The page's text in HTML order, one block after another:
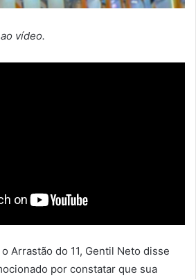
vídeo.
Arrastão do 11, Gentil Neto disse
por constatar que sua